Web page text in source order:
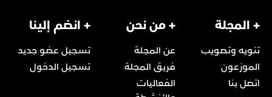
+ المجلة
تنويه وتصويب
الموزعون
اتصل بنا
+ من نحن
عن المجلة
فريق المجلة
الفعاليات
+ انضم إلينا
تسجيل عضو جديد
تسجيل الدخول